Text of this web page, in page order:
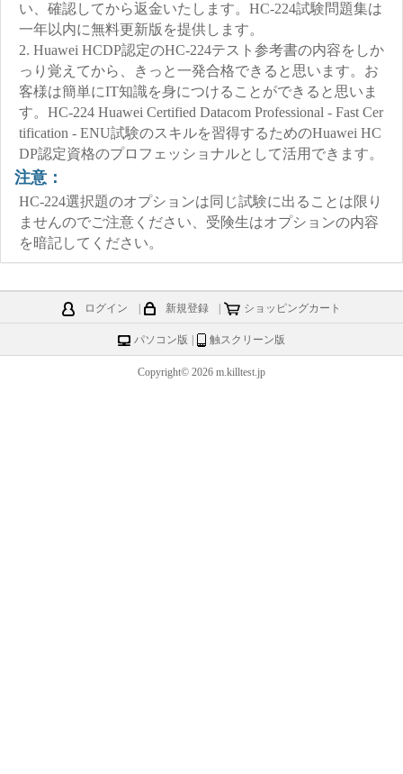
い、確認してから返金いたします。HC-224試験問題集は
一年以内に無料更新版を提供します。
2. Huawei HCDP認定のHC-224テスト参考書の内容をしか
っり覚えてから、きっと一発合格できると思います。お
客様は簡単にIT知識を身につけることができると思いま
す。HC-224 Huawei Certified Datacom Professional - Fast Cer
tification - ENU試験のスキルを習得するためのHuawei HC
DP認定資格のプロフェッショナルとして活用できます。
注意：
HC-224選択題のオプションは同じ試験に出ることは限り
ませんのでご注意ください、受険生はオプションの内容
を暗記してください。
ログイン 新規登録 ショッピングカート
パソコン版 触スクリーン版
Copyright© 2026 m.killtest.jp